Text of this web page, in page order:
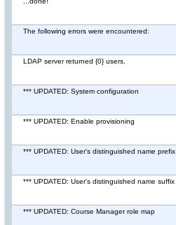
The following errors were encountered:
LDAP server returned {0} users.
*** UPDATED: System configuration
*** UPDATED: Enable provisioning
*** UPDATED: User's distinguished name prefix
*** UPDATED: User's distinguished name suffix
*** UPDATED: Course Manager role map